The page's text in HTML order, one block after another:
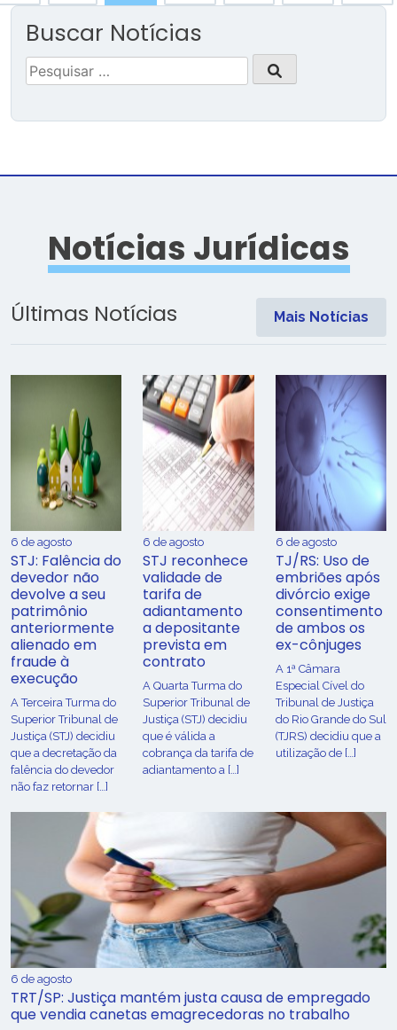
Buscar Notícias
Pesquisar
por:
Notícias Jurídicas
Últimas Notícias Mais Notícias
6 de agosto
STJ: Falência do
devedor não
devolve a seu
patrimônio
anteriormente
alienado em
fraude à
execução
A Terceira Turma do
Superior Tribunal de
Justiça (STJ) decidiu
que a decretação da
falência do devedor
não faz retornar […]
6 de agosto
STJ reconhece
validade de
tarifa de
adiantamento
a depositante
prevista em
contrato
A Quarta Turma do
Superior Tribunal de
Justiça (STJ) decidiu
que é válida a
cobrança da tarifa de
adiantamento a […]
6 de agosto
TJ/RS: Uso de
embriões após
divórcio exige
consentimento
de ambos os
ex-cônjuges
A 1ª Câmara
Especial Cível do
Tribunal de Justiça
do Rio Grande do Sul
(TJRS) decidiu que a
utilização de […]
6 de agosto
TRT/SP: Justiça mantém justa causa de empregado
que vendia canetas emagrecedoras no trabalho